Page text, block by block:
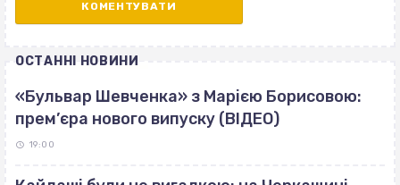
ОСТАННІ НОВИНИ
«Бульвар Шевченка» з Марією Борисовою:
прем’єра нового випуску (ВІДЕО)
19:00